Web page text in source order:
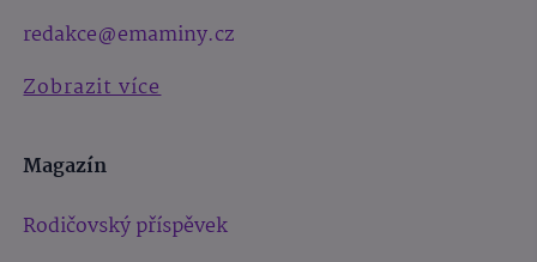
redakce@emaminy.cz
Zobrazit více
Magazín
Rodičovský příspěvek